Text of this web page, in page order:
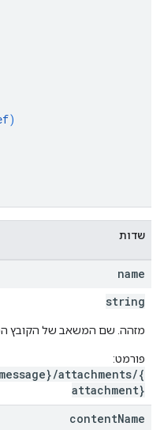
)
שדות
name
string
מזהה. שם המשאב של הקובץ
פורמט:
attachments/{
attachment}
contentName